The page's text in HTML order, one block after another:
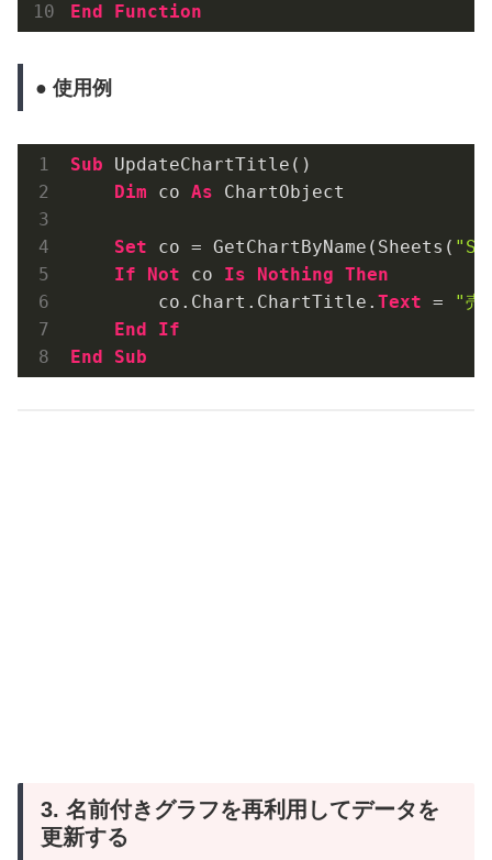
End Function
● 使用例
Sub UpdateChartTitle()
Dim co As ChartObject
Set co = GetChartByName(Sheets(
If
Not co Is Nothing Then
        co.Chart.ChartTitle.
Text =
"売
End
If
End
Sub
3. 名前付きグラフを再利用してデータを
更新する